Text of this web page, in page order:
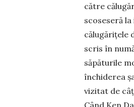
către
scoseseră
călugărițele
scris în
săpăturile
închiderea
vizitat de
Când Ken